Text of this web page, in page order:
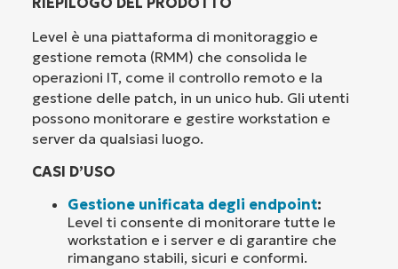
Level è una piattaforma di monitoraggio e
gestione remota (RMM) che consolida le
operazioni IT, come il controllo remoto e la
gestione delle patch, in un unico hub. Gli utenti
possono monitorare e gestire workstation e
server da qualsiasi luogo.
CASI D’USO
Gestione unificata degli endpoint:
Level ti consente di monitorare tutte le
workstation e i server e di garantire che
rimangano stabili, sicuri e conformi.